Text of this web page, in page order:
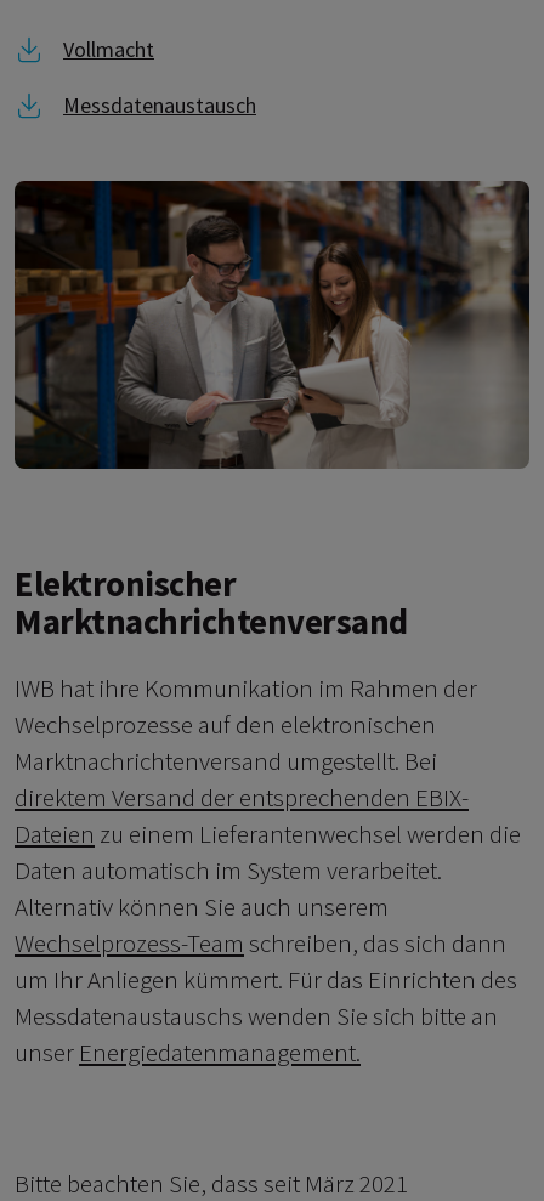
Link zu Vollmacht
Vollmacht
Link zu Messdatenaustausch
Messdatenaustausch
Elektronischer
Marktnachrichtenversand
IWB hat ihre Kommunikation im Rahmen der
Wechselprozesse auf den elektronischen
Marktnachrichtenversand umgestellt. Bei
direktem Versand der entsprechenden EBIX-
Dateien zu einem Lieferantenwechsel werden die
Daten automatisch im System verarbeitet.
Alternativ können Sie auch unserem
Wechselprozess-Team schreiben, das sich dann
um Ihr Anliegen kümmert. Für das Einrichten des
Messdatenaustauschs wenden Sie sich bitte an
unser Energiedatenmanagement.
Bitte beachten Sie, dass seit März 2021